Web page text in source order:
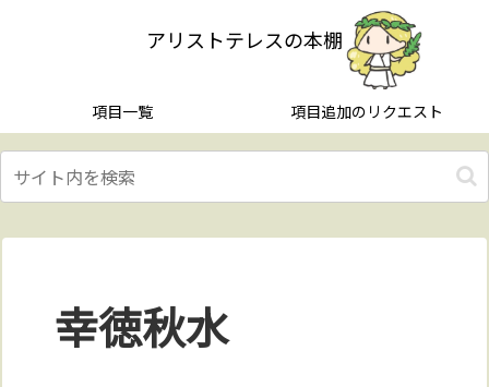
アリストテレスの本棚
項目一覧 項目追加のリクエスト
幸徳秋水